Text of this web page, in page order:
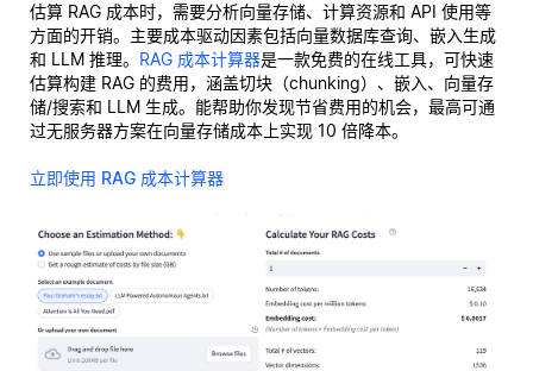
估算 RAG 成本时，需要分析向量存储、计算资源和 API 使用等
方面的开销。主要成本驱动因素包括向量数据库查询、嵌入生成
和 LLM 推理。 RAG 成本计算器是一款免费的在线工具，可快速
估算构建 RAG 的费用，涵盖切块（chunking）、嵌入、向量存
储/搜索和 LLM 生成。能帮助你发现节省费用的机会，最高可通
过无服务器方案在向量存储成本上实现 10 倍降本。
立即使用 RAG 成本计算器